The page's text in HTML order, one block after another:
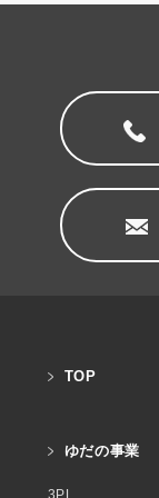
TOP
ゆだの事業
3PL